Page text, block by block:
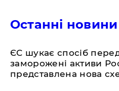
Останні новини
ЄС шукає спосіб
заморожені активи
представлена ​​нова